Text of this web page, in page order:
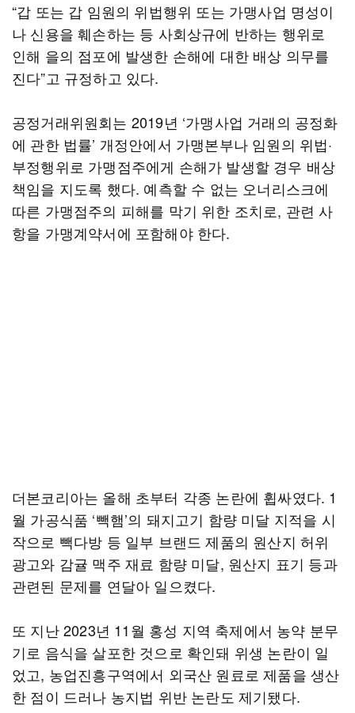
“갑 또는 갑 임원의 위법행위 또는 가맹사업 명성이
나 신용을 훼손하는 등 사회상규에 반하는 행위로
인해 을의 점포에 발생한 손해에 대한 배상 의무를
진다”고 규정하고 있다.
공정거래위원회는 2019년 ‘가맹사업 거래의 공정화
에 관한 법률’ 개정안에서 가맹본부나 임원의 위법·
부정행위로 가맹점주에게 손해가 발생할 경우 배상
책임을 지도록 했다. 예측할 수 없는 오너리스크에
따른 가맹점주의 피해를 막기 위한 조치로, 관련 사
항을 가맹계약서에 포함해야 한다.
더본코리아는 올해 초부터 각종 논란에 휩싸였다. 1
월 가공식품 ‘빽햄’의 돼지고기 함량 미달 지적을 시
작으로 빽다방 등 일부 브랜드 제품의 원산지 허위
광고와 감귤 맥주 재료 함량 미달, 원산지 표기 등과
관련된 문제를 연달아 일으켰다.
또 지난 2023년 11월 홍성 지역 축제에서 농약 분무
기로 음식을 살포한 것으로 확인돼 위생 논란이 일
었고, 농업진흥구역에서 외국산 원료로 제품을 생산
한 점이 드러나 농지법 위반 논란도 제기됐다.